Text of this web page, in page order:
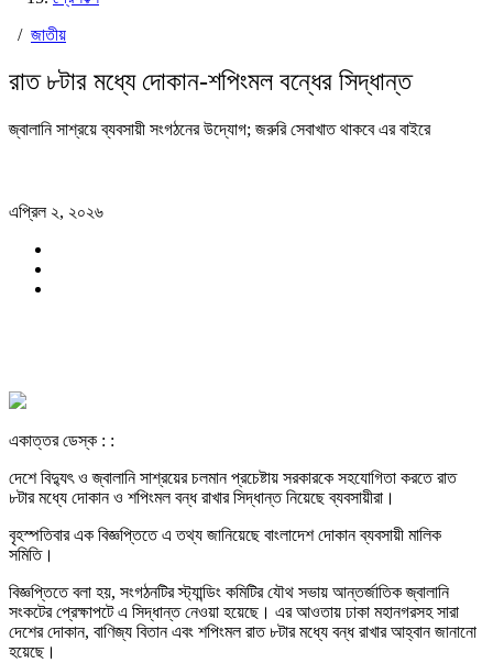
/ জাতীয়
রাত ৮টার মধ্যে দোকান-শপিংমল বন্ধের সিদ্ধান্ত
জ্বালানি সাশ্রয়ে ব্যবসায়ী সংগঠনের উদ্যোগ; জরুরি সেবাখাত থাকবে এর বাইরে
এপ্রিল ২, ২০২৬
একাত্তর ডেস্ক : :
দেশে বিদ্যুৎ ও জ্বালানি সাশ্রয়ের চলমান প্রচেষ্টায় সরকারকে সহযোগিতা করতে রাত
৮টার মধ্যে দোকান ও শপিংমল বন্ধ রাখার সিদ্ধান্ত নিয়েছে ব্যবসায়ীরা।
বৃহস্পতিবার এক বিজ্ঞপ্তিতে এ তথ্য জানিয়েছে বাংলাদেশ দোকান ব্যবসায়ী মালিক
সমিতি।
বিজ্ঞপ্তিতে বলা হয়, সংগঠনটির স্ট্যান্ডিং কমিটির যৌথ সভায় আন্তর্জাতিক জ্বালানি
সংকটের প্রেক্ষাপটে এ সিদ্ধান্ত নেওয়া হয়েছে। এর আওতায় ঢাকা মহানগরসহ সারা
দেশের দোকান, বাণিজ্য বিতান এবং শপিংমল রাত ৮টার মধ্যে বন্ধ রাখার আহ্বান জানানো
হয়েছে।